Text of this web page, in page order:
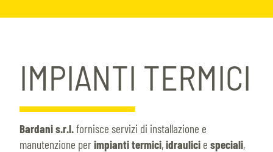
IMPIANTI TERMICI
Bardani s.r.l.fornisce servizi di installazione e
manutenzione perimpianti termici,idraulici e speciali,